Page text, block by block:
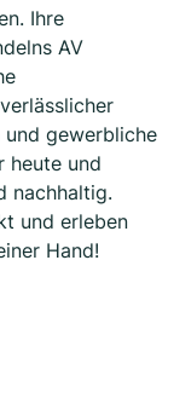
Ihre
AV
gewerbliche
heute und
nachhaltig.
und erleben
Hand!